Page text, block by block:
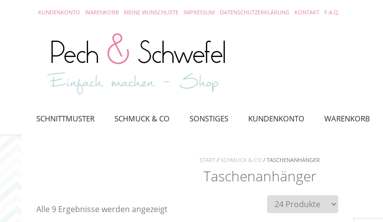
KUNDENKONTO WARENKORB MEINE WUNSCHLISTE IMPRESSUM DATENSCHUTZERKLÄRUNG KONTAKT F.A.Q.
SCHNITTMUSTER SCHMUCK & CO SONSTIGES KUNDENKONTO WARENKORB
START /SCHMUCK & CO / TASCHENANHÄNGER
Taschenanhänger
Alle 9 Ergebnisse werden angezeigtNach